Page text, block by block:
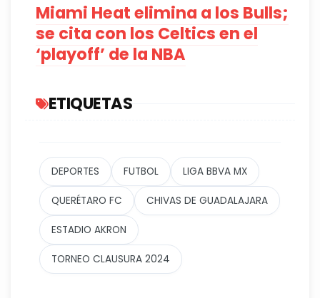
Miami Heat elimina a los Bulls;
se cita con los Celtics en el
‘playoff’ de la NBA
ETIQUETAS
DEPORTES FUTBOL LIGA BBVA MX
QUERÉTARO FC CHIVAS DE GUADALAJARA
ESTADIO AKRON
TORNEO CLAUSURA 2024